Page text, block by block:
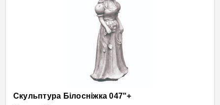
Скульптура Білосніжка 047"+